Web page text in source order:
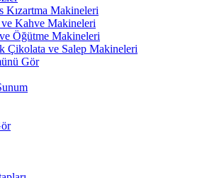
Kızartma Makineleri
Kahve Makineleri
Öğütme Makineleri
Çikolata ve Salep Makineleri
Gör